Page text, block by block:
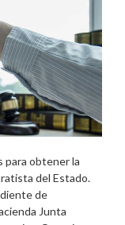
para obtener la
del Estado.
de
Junta